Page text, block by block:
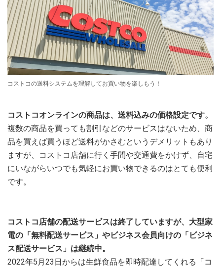
コストコの送料システムを理解してお買い物を楽しもう！
コストコオンラインの商品は、送料込みの価格設定です。
複数の商品を買っても割引などのサービスはないため、商
品を買えば買うほど送料がかさむというデメリットもあり
ますが、コストコ店舗に行く手間や交通費をかけず、自宅
にいながらいつでも気軽にお買い物できるのはとても便利
です。
コストコ店舗の配送サービスは終了していますが、大型家
電の「無料配送サービス」やビジネス会員向けの「ビジネ
ス配送サービス」は継続中。
2022年5月23日からは生鮮食品を即時配達してくれる「コ